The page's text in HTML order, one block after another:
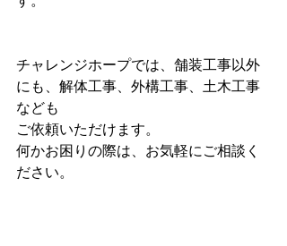
チャレンジホープでは、舗装工事以外
にも、解体工事、外構工事、土木工事
なども
ご依頼いただけます。
何かお困りの際は、お気軽にご相談く
ださい。